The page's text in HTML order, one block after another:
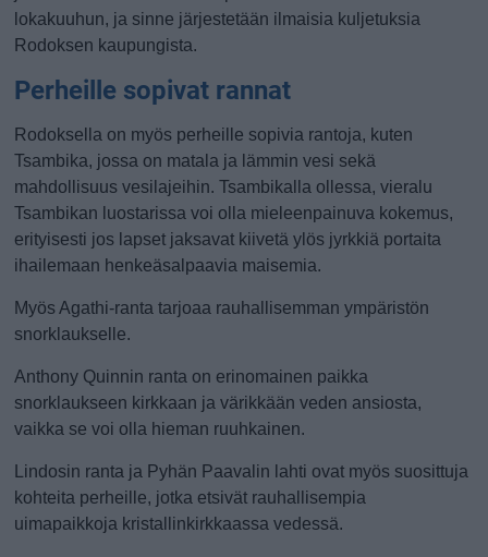
lokakuuhun, ja sinne järjestetään ilmaisia kuljetuksia
Rodoksen kaupungista.
Perheille sopivat rannat
Rodoksella on myös perheille sopivia rantoja, kuten
Tsambika, jossa on matala ja lämmin vesi sekä
mahdollisuus vesilajeihin. Tsambikalla ollessa, vieralu
Tsambikan luostarissa voi olla mieleenpainuva kokemus,
erityisesti jos lapset jaksavat kiivetä ylös jyrkkiä portaita
ihailemaan henkeäsalpaavia maisemia.
Myös Agathi-ranta tarjoaa rauhallisemman ympäristön
snorklaukselle.
Anthony Quinnin ranta on erinomainen paikka
snorklaukseen kirkkaan ja värikkään veden ansiosta,
vaikka se voi olla hieman ruuhkainen.
Lindosin ranta ja Pyhän Paavalin lahti ovat myös suosittuja
kohteita perheille, jotka etsivät rauhallisempia
uimapaikkoja kristallinkirkkaassa vedessä.